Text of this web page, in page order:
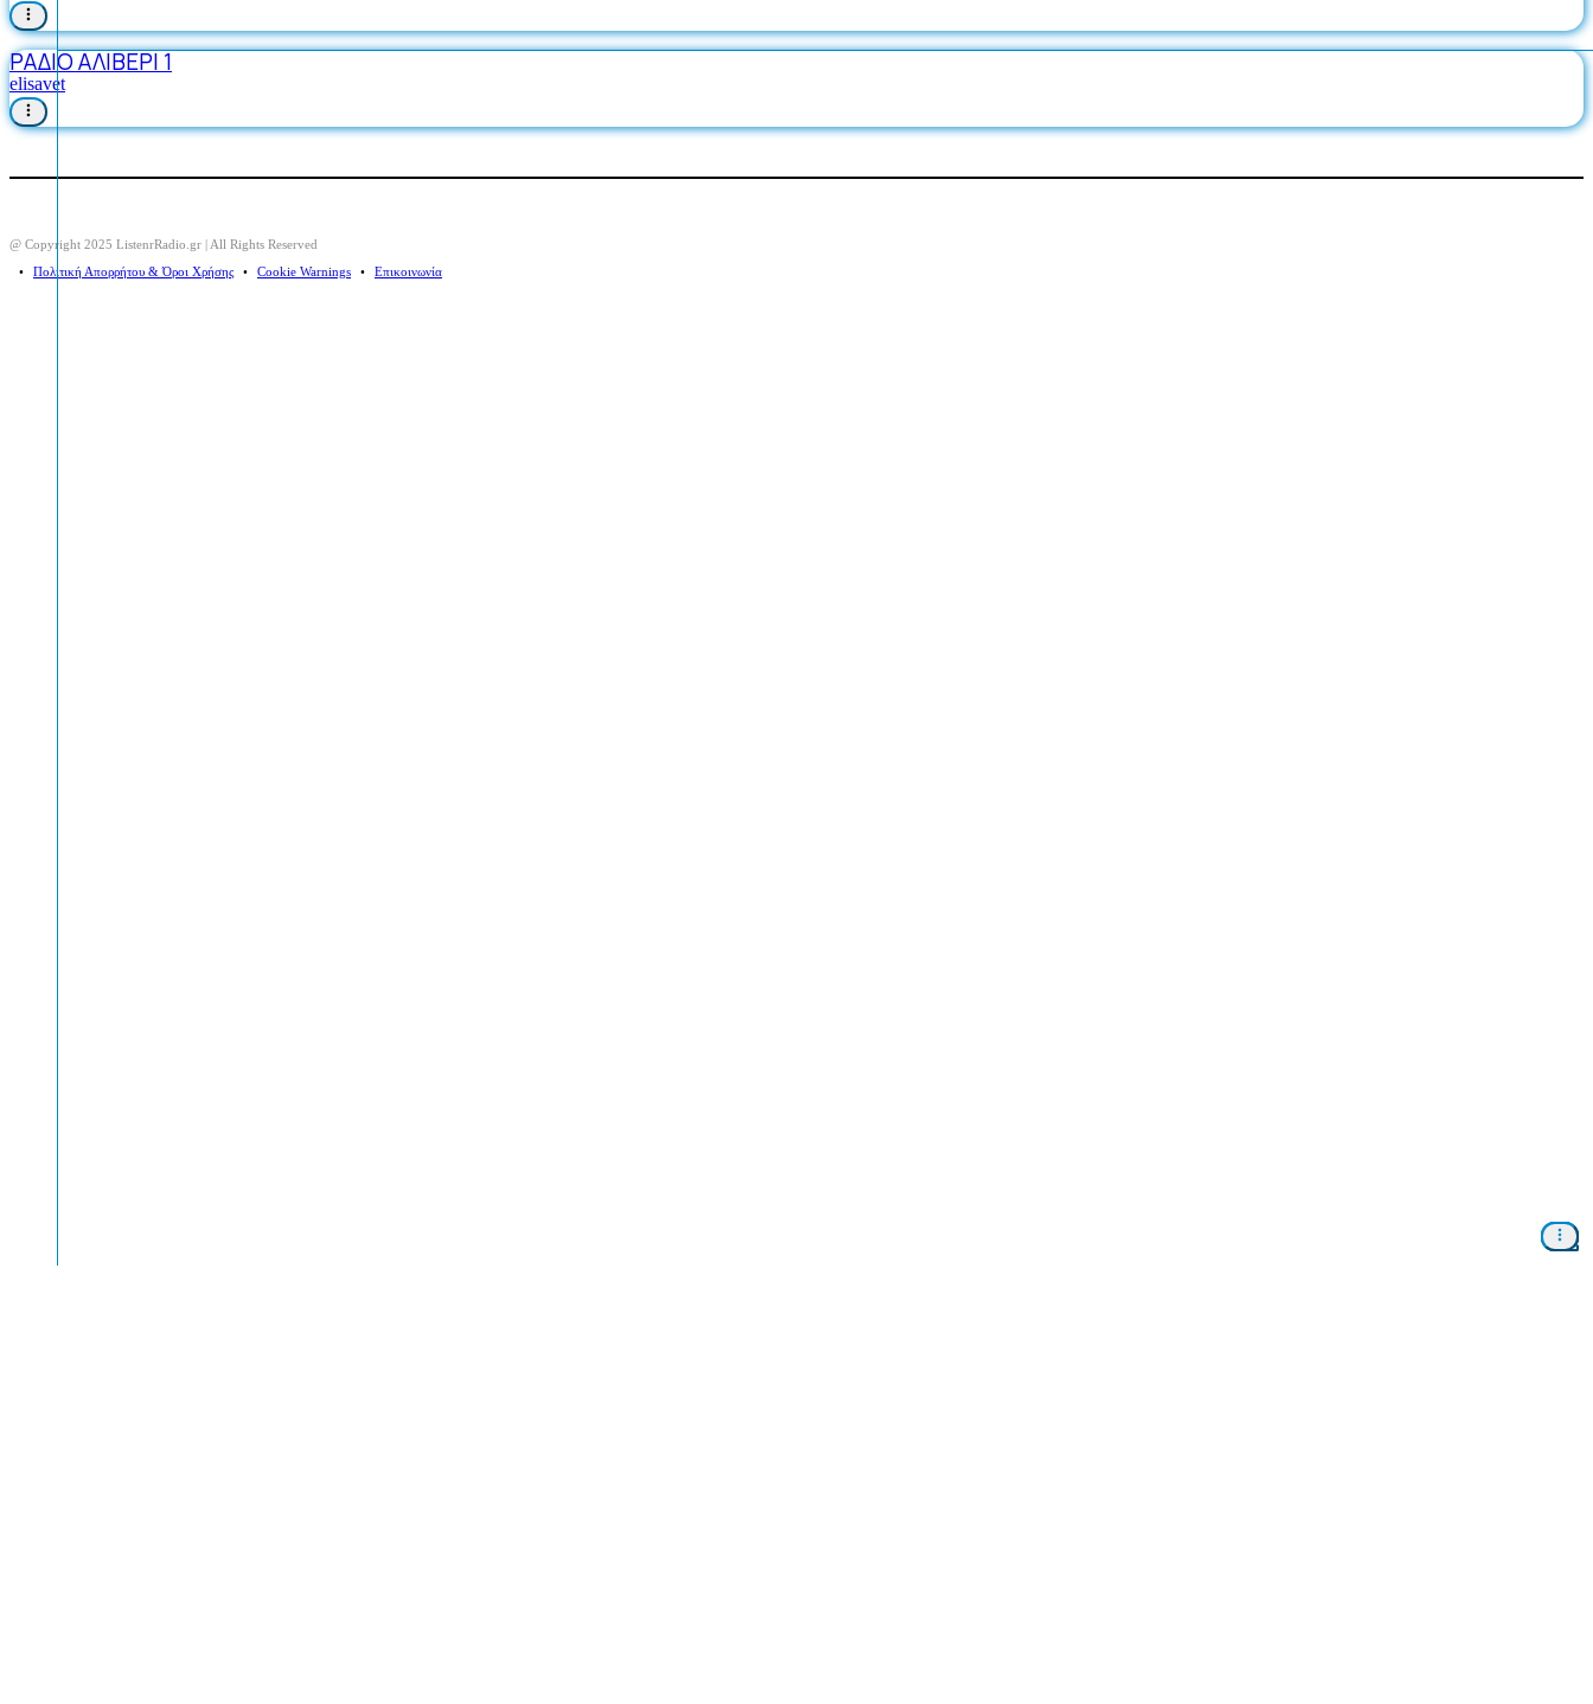
ΡΑΔΙΟ ΑΛΙΒΕΡΙ 1
elisavet
@ Copyright 2025 ListenrRadio.gr | All Rights Reserved
⠀•⠀ Πολιτική Απορρήτου & Όροι Χρήσης ⠀•⠀ Cookie Warnings ⠀•⠀ Επικοινωνία